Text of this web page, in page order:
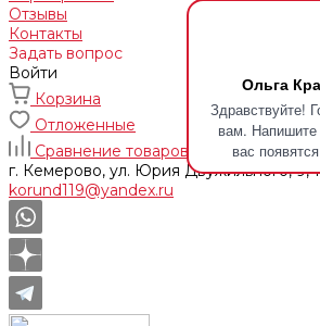
Ольга
Здравствуйте!
вам.
вас
Отзывы
Контакты
Задать вопрос
Войти
Корзина
Отложенные
Сравнение товаров
г. Кемерово, ул. Юрия Двужильного, 9,
korund119@yandex.ru